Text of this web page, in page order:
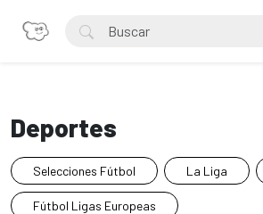
Deportes
Selecciones Fútbol La Liga
Fútbol Ligas Europeas